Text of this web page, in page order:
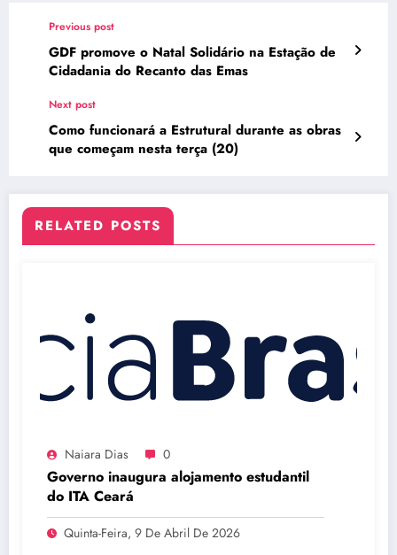
Previous post
GDF promove o Natal Solidário na Estação de
Cidadania do Recanto das Emas
Next post
Como funcionará a Estrutural durante as obras
que começam nesta terça (20)
RELATED POSTS
Naiara Dias 0
Governo inaugura alojamento estudantil
do ITA Ceará
Quinta-Feira, 9 De Abril De 2026